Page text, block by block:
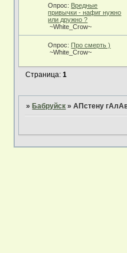
Опрос: Вредные
привычки - нафиг нужно
или дружно ?
~White_Crow~
Опрос: Про смерть )
~White_Crow~
Страница:1
» Бабруйск »АПстену